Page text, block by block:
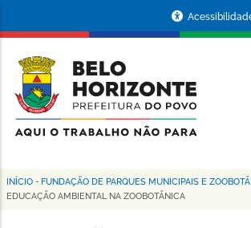
conteúdo
principal
da
Prefeitura
de
Horizonte
Trilha
INÍCIO - FUNDAÇÃO DE PARQUES MUNICIPAIS E
EDUCAÇÃO AMBIENTAL NA ZOOBOTÂNICA